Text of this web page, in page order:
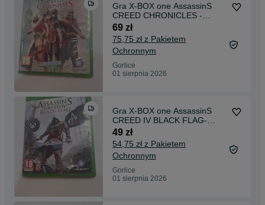
Gra X-BOX one AssassinS
CREED CHRONICLES -
Madej Gorlice Mickiewicza -
69 zł
75,75 zł z Pakietem
Ochronnym
Gorlice
01 sierpnia 2026
Gra X-BOX one AssassinS
CREED IV BLACK FLAG-
Komis Gorlice Mickiewicza-
49 zł
54,75 zł z Pakietem
Ochronnym
Gorlice
01 sierpnia 2026